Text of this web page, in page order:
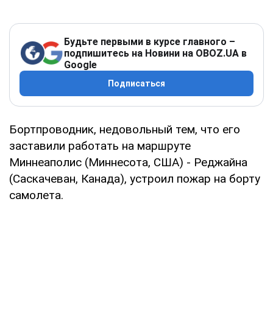
Будьте первыми в курсе главного –
подпишитесь на Новини на OBOZ.UA в
Google
Подписаться
Бортпроводник, недовольный тем, что его
заставили работать на маршруте
Миннеаполис (Миннесота, США) - Реджайна
(Саскачеван, Канада), устроил пожар на борту
самолета.